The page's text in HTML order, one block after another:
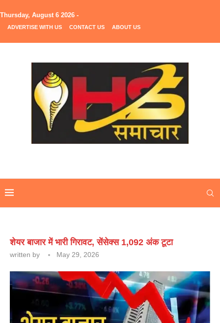
Thursday, August 6 2026 -
ADVERTISE WITH US CONTACT US ABOUT US
शेयर बाजार में भारी गिरावट, सेंसेक्स 1,092 अंक टूटा
written by May 29, 2026